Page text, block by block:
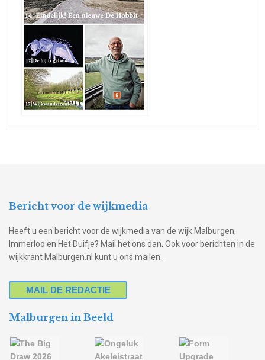
Bericht voor de wijkmedia
Heeft u een bericht voor de wijkmedia van de wijk Malburgen,
Immerloo en Het Duifje? Mail het ons dan. Ook voor berichten in de
wijkkrant Malburgen.nl kunt u ons mailen.
MAIL DE REDACTIE
Malburgen in Beeld